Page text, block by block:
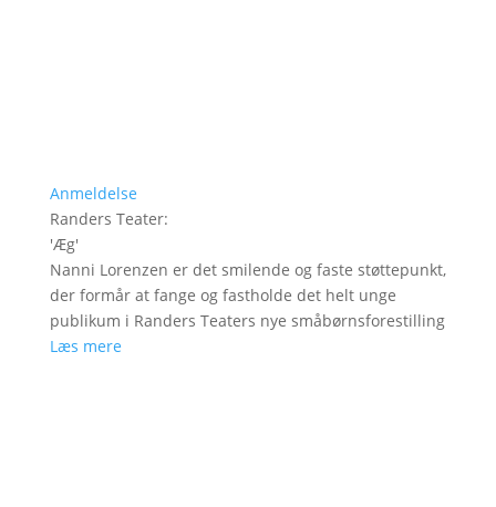
Anmeldelse
Randers Teater:
'Æg'
Nanni Lorenzen er det smilende og faste støttepunkt,
der formår at fange og fastholde det helt unge
publikum i Randers Teaters nye småbørnsforestilling
Læs mere